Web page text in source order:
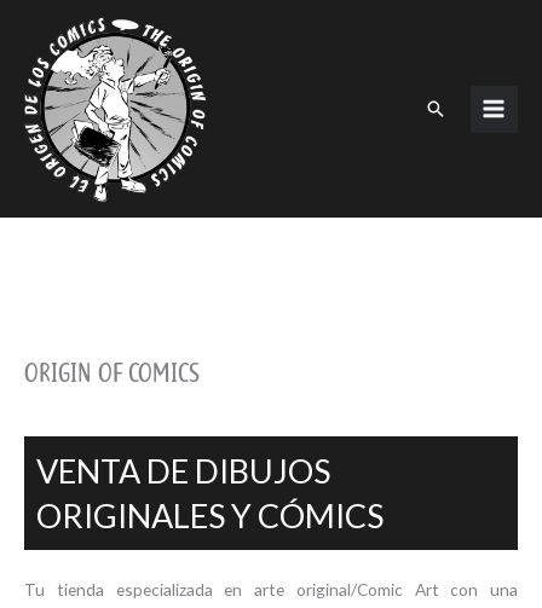
contenido
Buscar
ORIGIN OF COMICS
VENTA DE DIBUJOS
ORIGINALES Y CÓMICS
Tu tienda especializada en arte original/Comic Art con una